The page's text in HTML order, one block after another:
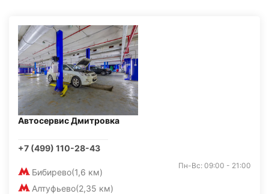
Автосервис Дмитровка
+7 (499) 110-28-43
Бибирево(1,6 км)
Алтуфьево(2,35 км)
Пн-Вс: 09:00 - 21:00